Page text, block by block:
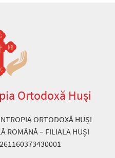
Ortodoxă Huși
ORTODOXĂ HUȘI
ROMÂNĂ – FILIALA HUȘI